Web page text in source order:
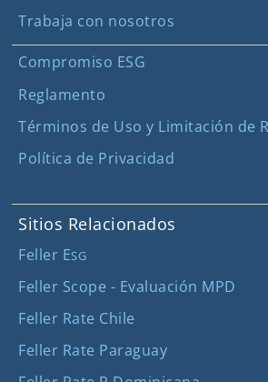
Trabaja con nosotros
Compromiso ESG
Reglamento
Términos de Uso y Limitación de
Política de Privacidad
Sitios Relacionados
Feller ESG
Feller Scope - Evaluación MPD
Feller Rate Chile
Feller Rate Paraguay